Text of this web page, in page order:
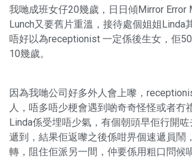
我哋成班女仔20幾歲，日日傾Mirror Error
Lunch又要舊片重溫，接待處個姐姐Linda
唔好以為receptionist 一定係後生女，佢
10幾歲。
因為我哋公司好多外人會上嚟，
人，唔多唔少梗會遇到啲奇奇怪怪或者冇
Linda係受埋唔少氣，有個朝頭早佢行開
遞到，結果佢返嚟之後係咁畀個速遞員鬧
轉，阻住佢派另一間，仲要係用粗口問候